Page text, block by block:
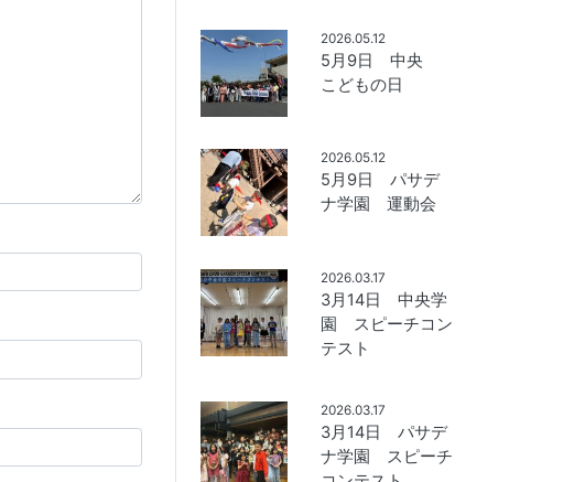
2026.05.12
5月9日 中央
こどもの日
2026.05.12
5月9日 パサデ
ナ学園 運動会
2026.03.17
3月14日 中央学
園 スピーチコン
テスト
2026.03.17
3月14日 パサデ
ナ学園 スピーチ